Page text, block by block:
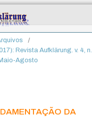
/
Revista Aufklärung. v. 4, n.
Agosto
da